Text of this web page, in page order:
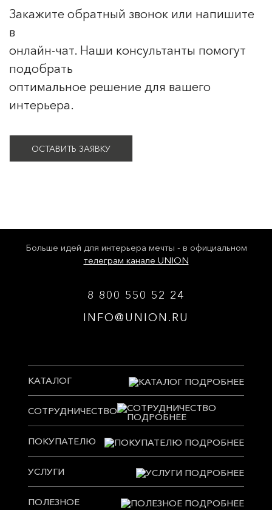
Закажите обратный звонок или напишите
в
онлайн-чат. Наши консультанты помогут
подобрать
оптимальное решение для вашего
интерьера.
ОСТАВИТЬ ЗАЯВКУ
Больше идей для интерьера мечты - в официальном
телеграм канале UNION
8 800 550 52 24
INFO@UNION.RU
КАТАЛОГ
СОТРУДНИЧЕСТВО
ПОКУПАТЕЛЮ
УСЛУГИ
ПОЛЕЗНОЕ